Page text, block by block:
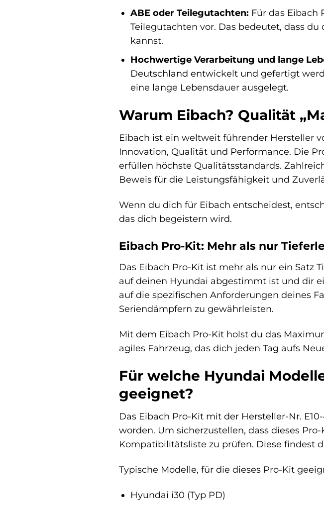
ABE oder Teilegutachten: Für das Eibach
Teilegutachten vor. Das bedeutet, dass
kannst.
Hochwertige Verarbeitung und lange
Deutschland entwickelt und gefertigt
eine lange Lebensdauer ausgelegt.
Warum Eibach? Qualität
Eibach ist ein weltweit führender Hersteller
Innovation, Qualität und Performance. Die
erfüllen höchste Qualitätsstandards.
Beweis für die Leistungsfähigkeit und
Wenn du dich für Eibach entscheidest,
das dich begeistern wird.
Eibach Pro-Kit: Mehr als nur
Das Eibach Pro-Kit ist mehr als nur ein Satz
auf deinen Hyundai abgestimmt ist und dir
auf die spezifischen Anforderungen deines
Seriendämpfern zu gewährleisten.
Mit dem Eibach Pro-Kit holst du das
agiles Fahrzeug, das dich jeden Tag aufs
Für welche Hyundai
geeignet?
Das Eibach Pro-Kit mit der Hersteller-Nr.
worden. Um sicherzustellen, dass dieses
Kompatibilitätsliste zu prüfen. Diese findest
Typische Modelle, für die dieses Pro-Kit
Hyundai i30 (Typ PD)